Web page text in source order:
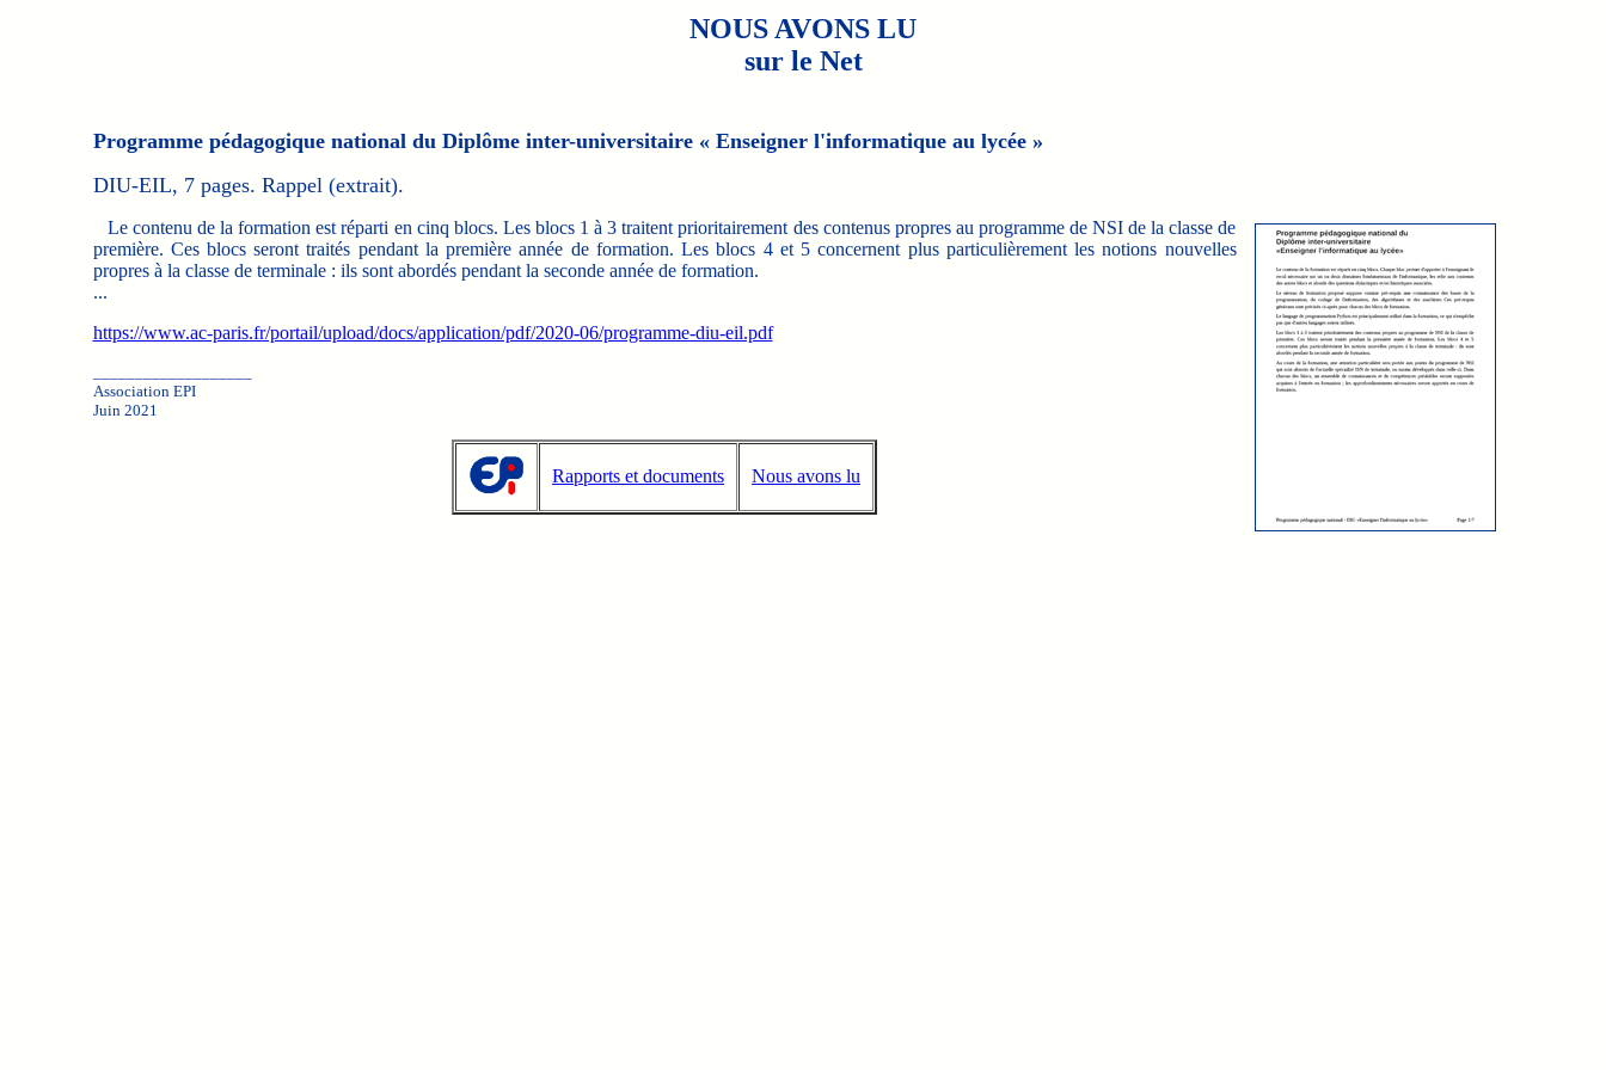
NOUS AVONS LU
sur le Net
Programme pédagogique national du Diplôme inter-universitaire « Enseigner l'informatique au lycée »
DIU-EIL, 7 pages. Rappel (extrait).
Le contenu de la formation est réparti en cinq blocs. Les blocs 1 à 3 traitent prioritairement des contenus propres au programme de NSI de la classe de
première. Ces blocs seront traités pendant la première année de formation. Les blocs 4 et 5 concernent plus particulièrement les notions nouvelles
propres à la classe de terminale : ils sont abordés pendant la seconde année de formation.
...
https://www.ac-paris.fr/portail/upload/docs/application/pdf/2020-06/programme-diu-eil.pdf
Association EPI
Juin 2021
Rapports et documents Nous avons lu